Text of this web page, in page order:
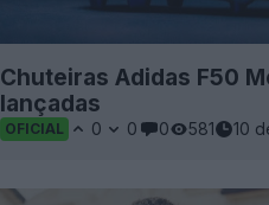
Chuteiras Adidas F50
lançadas
OFICIAL 0 0 0 581 10